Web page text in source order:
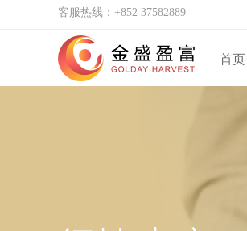
客服热线：+852 37582889
首页